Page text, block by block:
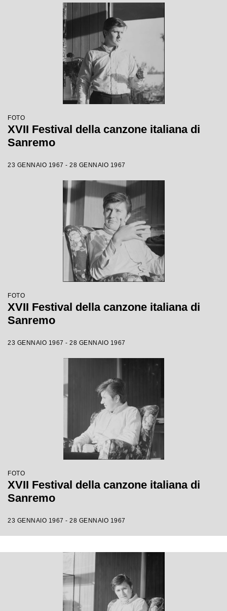
FOTO
XVII Festival della canzone italiana di
Sanremo
23 GENNAIO 1967 - 28 GENNAIO 1967
FOTO
XVII Festival della canzone italiana di
Sanremo
23 GENNAIO 1967 - 28 GENNAIO 1967
FOTO
XVII Festival della canzone italiana di
Sanremo
23 GENNAIO 1967 - 28 GENNAIO 1967